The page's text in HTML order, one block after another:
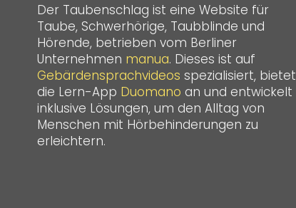
Der Taubenschlag ist eine Website für
Taube, Schwerhörige, Taubblinde und
Hörende, betrieben vom Berliner
Unternehmen manua. Dieses ist auf
Gebärdensprachvideos spezialisiert, bietet
die Lern-App Duomano an und entwickelt
inklusive Lösungen, um den Alltag von
Menschen mit Hörbehinderungen zu
erleichtern.